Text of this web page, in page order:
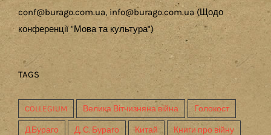
conf@burago.com.ua, info@burago.com.ua (Щодо
конференції "Мова та культура")
TAGS
COLLEGIUM Велика Вітчизняна війна Голокост
Д.Бураго Д. С. Бураго Китай Книги про війну